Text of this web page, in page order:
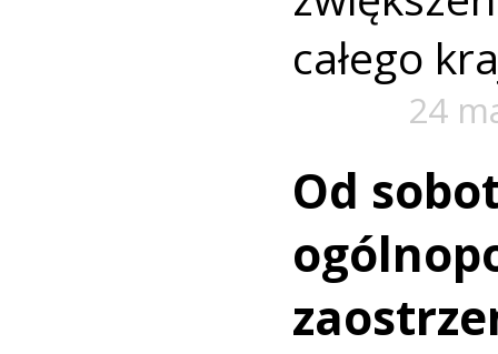
całego
24
Od